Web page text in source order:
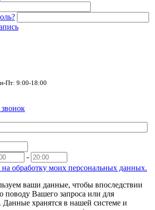
Пт: 9:00-18:00
-
на обработку моих персональных данных.
ваши данные, чтобы впоследствии
поводу Вашего запроса или для
Данные хранятся в нашей системе и